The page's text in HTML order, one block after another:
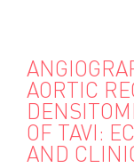
AORTIC
OF TAVI:
AND